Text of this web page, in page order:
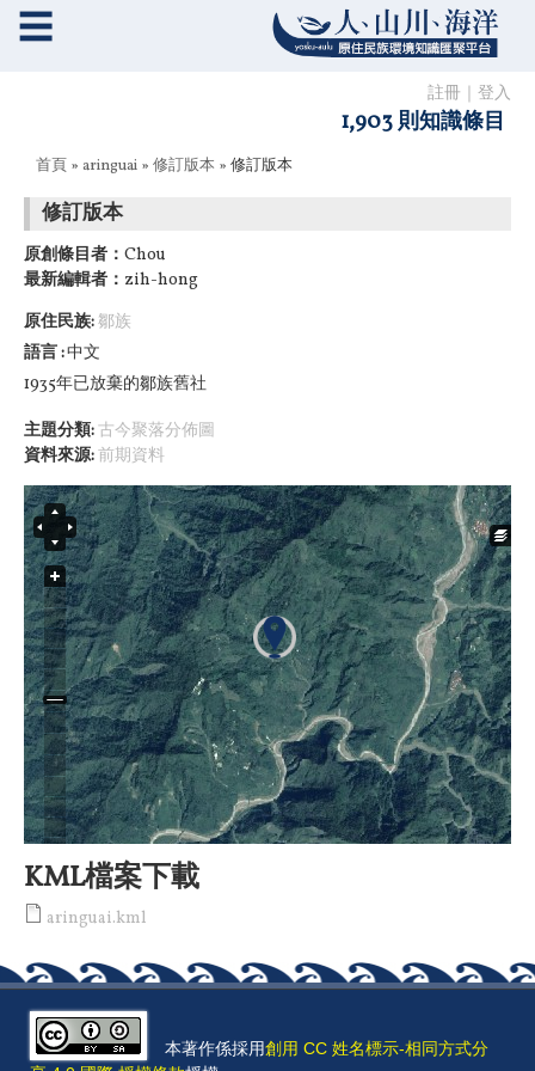
註冊 登入
1,903 則知識條目
☰
您在這裡
首頁 » aringuai » 修訂版本 » 修訂版本
修訂版本
原創條目者： Chou
最新編輯者： zih-hong
原住民族:鄒族
語言 中文
1935年已放棄的鄒族舊社
主題分類:古今聚落分佈圖
資料來源:前期資料
KML檔案下載
aringuai.kml
本著作係採用創用 CC 姓名標示-相同方式分